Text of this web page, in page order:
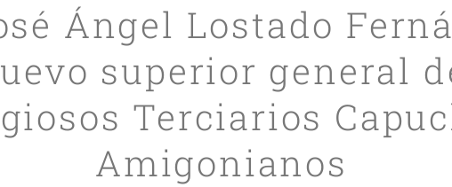
Ángel Lostado
superior general
Terciarios
Amigonianos